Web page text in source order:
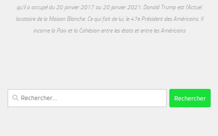
qu'il a occupé du 20 janvier 2017 au 20 janvier 2021. Donald Trump est l'Actuel
locataire de la Maison Blanche. Ce qui fait de lui, le 47e Président des Américains. Il
incarne la Paix et la Cohésion entre les états et entre les Américains
Rechercher :